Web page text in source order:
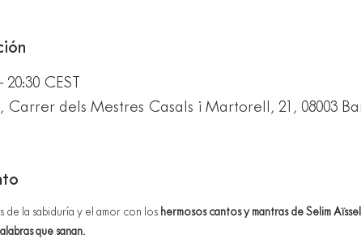
CEST
Carrer dels Mestres Casals i Martorell, 21, 08003
de la sabiduría y el amor con los hermosos cantos y mantras de Selim Aïssel
que sanan.